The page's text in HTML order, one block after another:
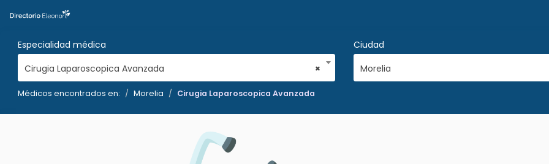
Especialidad médica
×
Cirugia Laparoscopica Avanzada
Ciudad
Morelia
Médicos encontrados en: Morelia Cirugia Laparoscopica Avanzada